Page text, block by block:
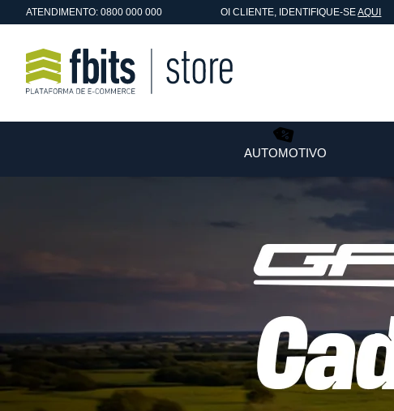
ATENDIMENTO: 0800 000 000 OICLIENTE, IDENTIFIQUE-SEAQUI
AUTOMOTIVO